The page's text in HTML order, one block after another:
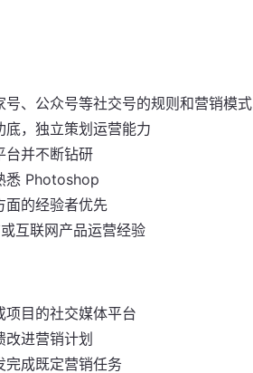
号、公众号等社交号的规则和营销模式
底，独立策划运营能力
台并不断钻研
悉 Photoshop
面的经验者优先
互联网产品运营经验
项目的社交媒体平台
进营销计划
完成既定营销任务